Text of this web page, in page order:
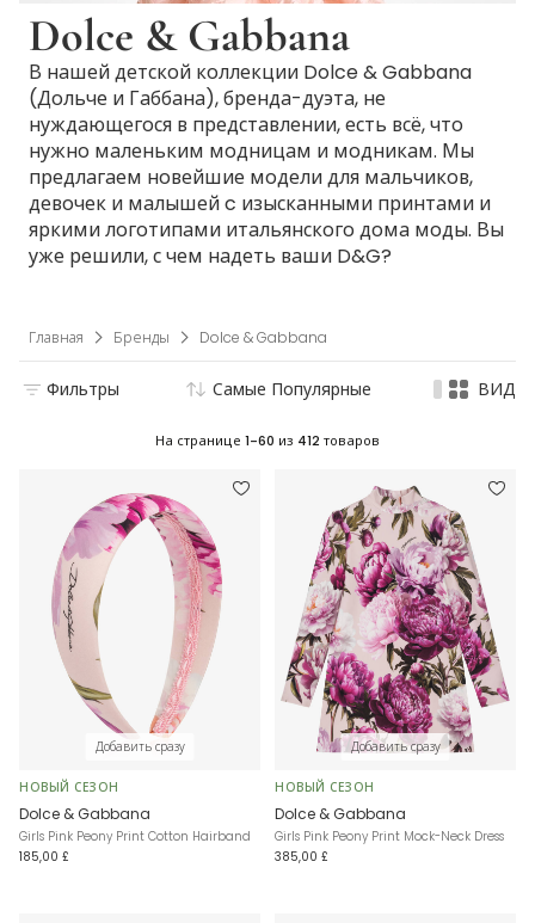
Dolce & Gabbana
В нашей детской коллекции Dolce & Gabbana
(Дольче и Габбана), бренда-дуэта, не
нуждающегося в представлении, есть всё, что
нужно маленьким модницам и модникам. Мы
предлагаем новейшие модели для мальчиков,
девочек и малышей c изысканными принтами и
яркими логотипами итальянского дома моды. Вы
уже решили, с чем надеть ваши D&G?
Главная Бренды Dolce & Gabbana
Фильтры Самые Популярные ВИД
На странице 1-60 из 412 товаров
Добавить сразу
НОВЫЙ СЕЗОН
Dolce & Gabbana
Girls Pink Peony Print Cotton Hairband
185,00 £
Добавить сразу
НОВЫЙ СЕЗОН
Dolce & Gabbana
Girls Pink Peony Print Mock-Neck Dress
385,00 £